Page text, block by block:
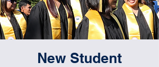
New Student